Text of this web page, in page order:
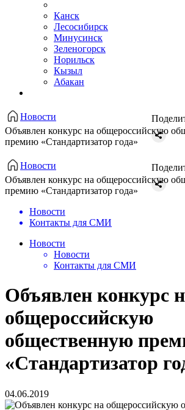
Канск
Лесосибирск
Минусинск
Зеленогорск
Норильск
Кызыл
Абакан
Новости
Объявлен конкурс на общероссийскую
премию «Стандартизатор года»
Новости
Объявлен конкурс на общероссийскую
премию «Стандартизатор года»
Новости
Контакты для СМИ
Новости
Новости
Контакты для СМИ
Объявлен конкурс
общероссийскую
общественную
«Стандартизатор
04.06.2019